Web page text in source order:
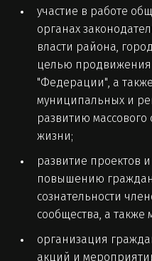
участие в работе
органах
власти района,
целью продвижения
"Федерации", а
муниципальных и
развитию массового
жизни;
развитие проектов
повышению
сознательности
сообщества, а также
организация
акций и